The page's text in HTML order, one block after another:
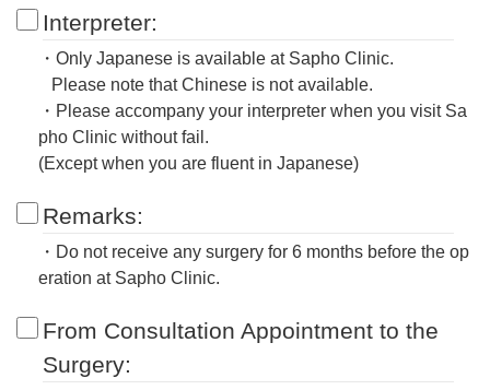
Interpreter:
・Only Japanese is available at Sapho Clinic.
Please note that Chinese is not available.
・Please accompany your interpreter when you visit Sa
pho Clinic without fail.
(Except when you are fluent in Japanese)
Remarks:
・Do not receive any surgery for 6 months before the op
eration at Sapho Clinic.
From Consultation Appointment to the
Surgery: